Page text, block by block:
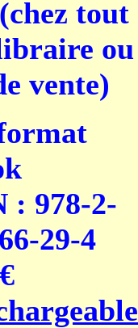
(chez tout
ou
vente)
: 978-2-
29-4